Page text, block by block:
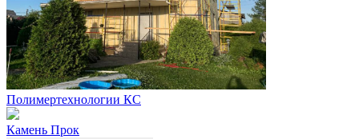
Полимертехнологии КС
Камень Прок